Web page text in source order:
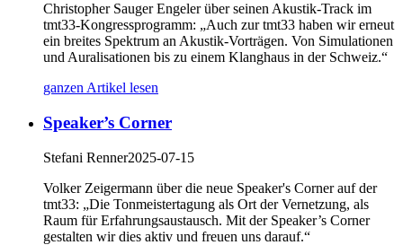
Christopher Sauger Engeler über seinen Akustik-Track im
tmt33-Kongressprogramm: „Auch zur tmt33 haben wir erneut
ein breites Spektrum an Akustik-Vorträgen. Von Simulationen
und Auralisationen bis zu einem Klanghaus in der Schweiz.“
ganzen Artikel lesen
Speaker’s Corner
Stefani Renner2025-07-15
Volker Zeigermann über die neue Speaker's Corner auf der
tmt33: „Die Tonmeistertagung als Ort der Vernetzung, als
Raum für Erfahrungsaustausch. Mit der Speaker’s Corner
gestalten wir dies aktiv und freuen uns darauf.“